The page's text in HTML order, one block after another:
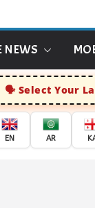
NEWS
Select Your
EN AR